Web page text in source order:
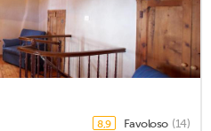
8,9 Favoloso (14)